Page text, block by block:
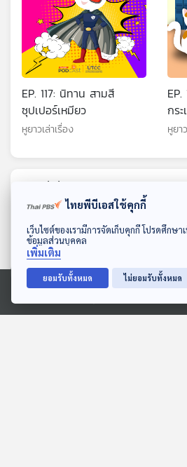
ดาวน์โหลด Thai PBS Podcast Application
Ⓒ 2020 องค์การกระจายเสียงและแพร่ภาพสาธารณะแห่งประเท
EP. 117: นิทาน สามสี
ซุปเปอร์เหมียว
หูยาวเล่าเรื่อง
กร
หูยา
ไทยพีบีเอสใช้คุกกี้
เว็บไซต์ของเรามีการจัดเก็บคุกกี้ โปรดศึกษ
ข้อมูลส่วนบุคคล
เพิ่มเติม
ยอมรับทั้งหมด ไม่ยอมรับทั้งหมด